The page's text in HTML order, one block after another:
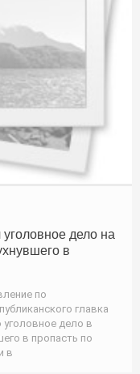
дело на
в
по
главка
дело в
в пропасть по
в